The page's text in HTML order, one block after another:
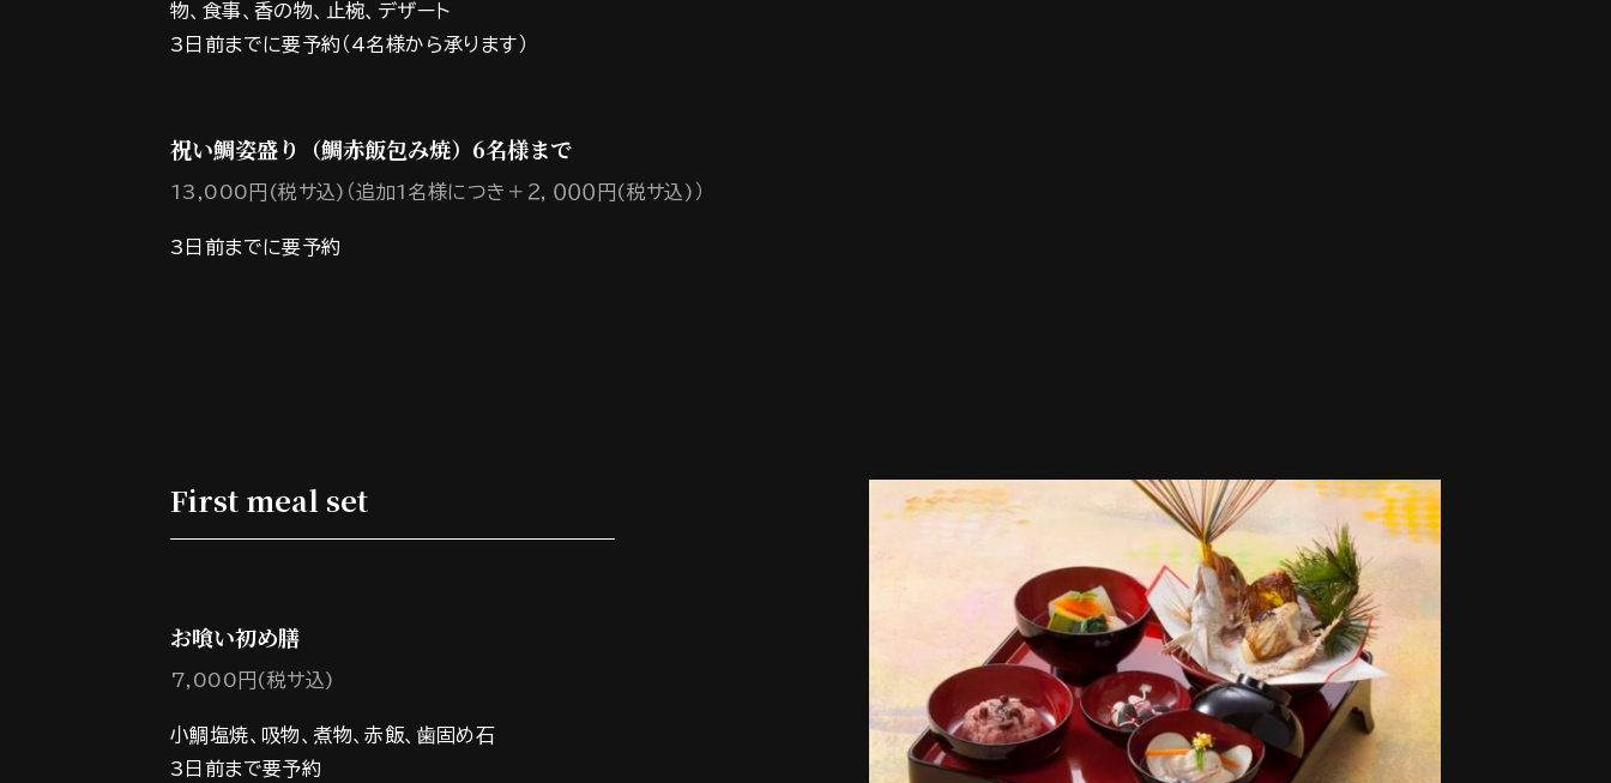
物、食事、香の物、止椀、デザート
3日前までに要予約（4名様から承ります）
祝い鯛姿盛り（鯛赤飯包み焼）6名様まで
13,000円(税サ込)（追加1名様につき＋２，０００円(税サ込)）
3日前までに要予約
First meal set
お喰い初め膳
7,000円(税サ込)
小鯛塩焼、吸物、煮物、赤飯、歯固め石
3日前まで要予約